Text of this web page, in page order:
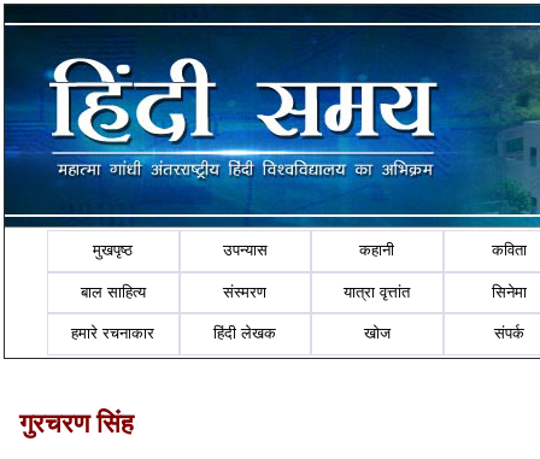
मुखपृष्ठ उपन्यास कहानी कविता
बाल साहित्य संस्मरण यात्रा वृत्तांत सिनेमा
हमारे रचनाकार हिंदी लेखक खोज संपर्क
गुरचरण सिंह